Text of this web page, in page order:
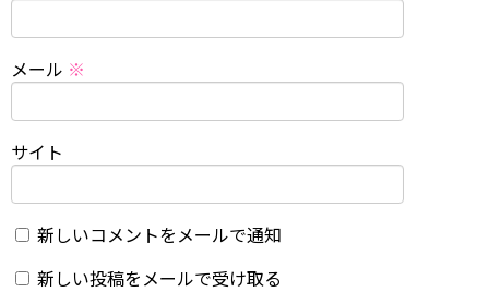
メール ※
サイト
新しいコメントをメールで通知
新しい投稿をメールで受け取る